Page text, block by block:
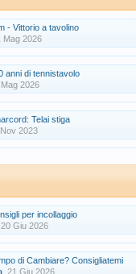
- Vittorio a tavolino
Mag 2026
anni di tennistavolo
2026
Telai stiga
2023
per incollaggio
20 Giu 2026
di Cambiare? Consigliatemi
21 Giu 2026